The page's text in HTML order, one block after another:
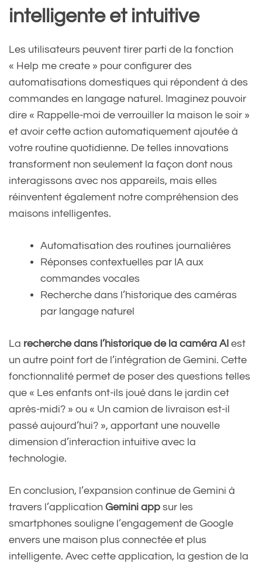
intelligente et intuitive
Les utilisateurs peuvent tirer parti de la fonction
« Help me create » pour configurer des
automatisations domestiques qui répondent à des
commandes en langage naturel. Imaginez pouvoir
dire « Rappelle-moi de verrouiller la maison le soir »
et avoir cette action automatiquement ajoutée à
votre routine quotidienne. De telles innovations
transforment non seulement la façon dont nous
interagissons avec nos appareils, mais elles
réinventent également notre compréhension des
maisons intelligentes.
Automatisation des routines journalières
Réponses contextuelles par IA aux
commandes vocales
Recherche dans l’historique des caméras
par langage naturel
La recherche dans l’historique de la caméra AI est
un autre point fort de l’intégration de Gemini. Cette
fonctionnalité permet de poser des questions telles
que « Les enfants ont-ils joué dans le jardin cet
après-midi? » ou « Un camion de livraison est-il
passé aujourd’hui? », apportant une nouvelle
dimension d’interaction intuitive avec la
technologie.
En conclusion, l’expansion continue de Gemini à
travers l’application Gemini app sur les
smartphones souligne l’engagement de Google
envers une maison plus connectée et plus
intelligente. Avec cette application, la gestion de la